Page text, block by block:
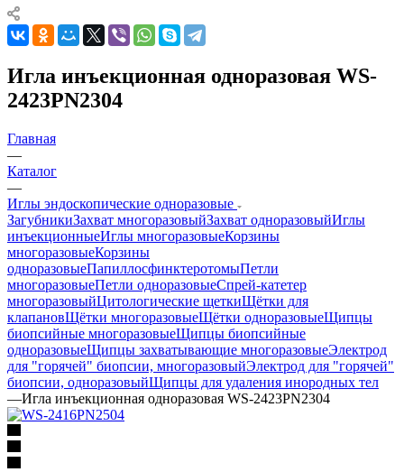
Игла инъекционная одноразовая WS-
2423PN2304
Главная
—
Каталог
—
Иглы эндоскопические одноразовые
ЗагубникиЗахват многоразовыйЗахват одноразовыйИглы
инъекционныеИглы многоразовыеКорзины
многоразовыеКорзины
одноразовыеПапиллосфинктеротомыПетли
многоразовыеПетли одноразовыеСпрей-катетер
многоразовыйЦитологические щеткиЩётки для
клапановЩётки многоразовыеЩётки одноразовыеЩипцы
биопсийные многоразовыеЩипцы биопсийные
одноразовыеЩипцы захватывающие многоразовыеЭлектрод
для "горячей" биопсии, многоразовыйЭлектрод для "горячей"
биопсии, одноразовыйЩипцы для удаления инородных тел
—Игла инъекционная одноразовая WS-2423PN2304